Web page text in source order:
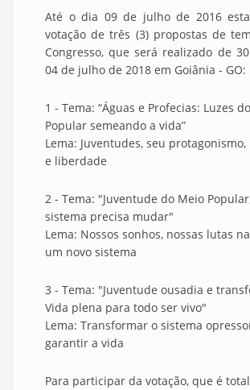
Até o dia 09 de julho de 2016
votação de três (3) propostas de
Congresso, que será realizado de
04 de julho de 2018 em Goiânia - GO:
1 - Tema: “Águas e Profecias: Luzes
Popular semeando a vida”
Lema: Juventudes, seu
e liberdade
2 - Tema: "Juventude do Meio
sistema precisa mudar"
Lema: Nossos sonhos, nossas lutas
um novo sistema
3 - Tema: "Juventude ousadia e
Vida plena para todo ser vivo"
Lema: Transformar o sistema
garantir a vida
Para participar da votação, que é